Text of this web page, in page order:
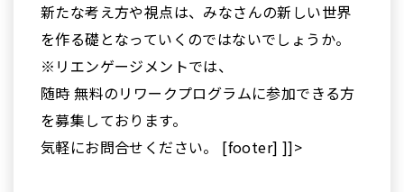
新たな考え方や視点は、みなさんの新しい世界
を作る礎となっていくのではないでしょうか。
※リエンゲージメントでは、
随時 無料のリワークプログラムに参加できる方
を募集しております。
気軽にお問合せください。 [footer] ]]>